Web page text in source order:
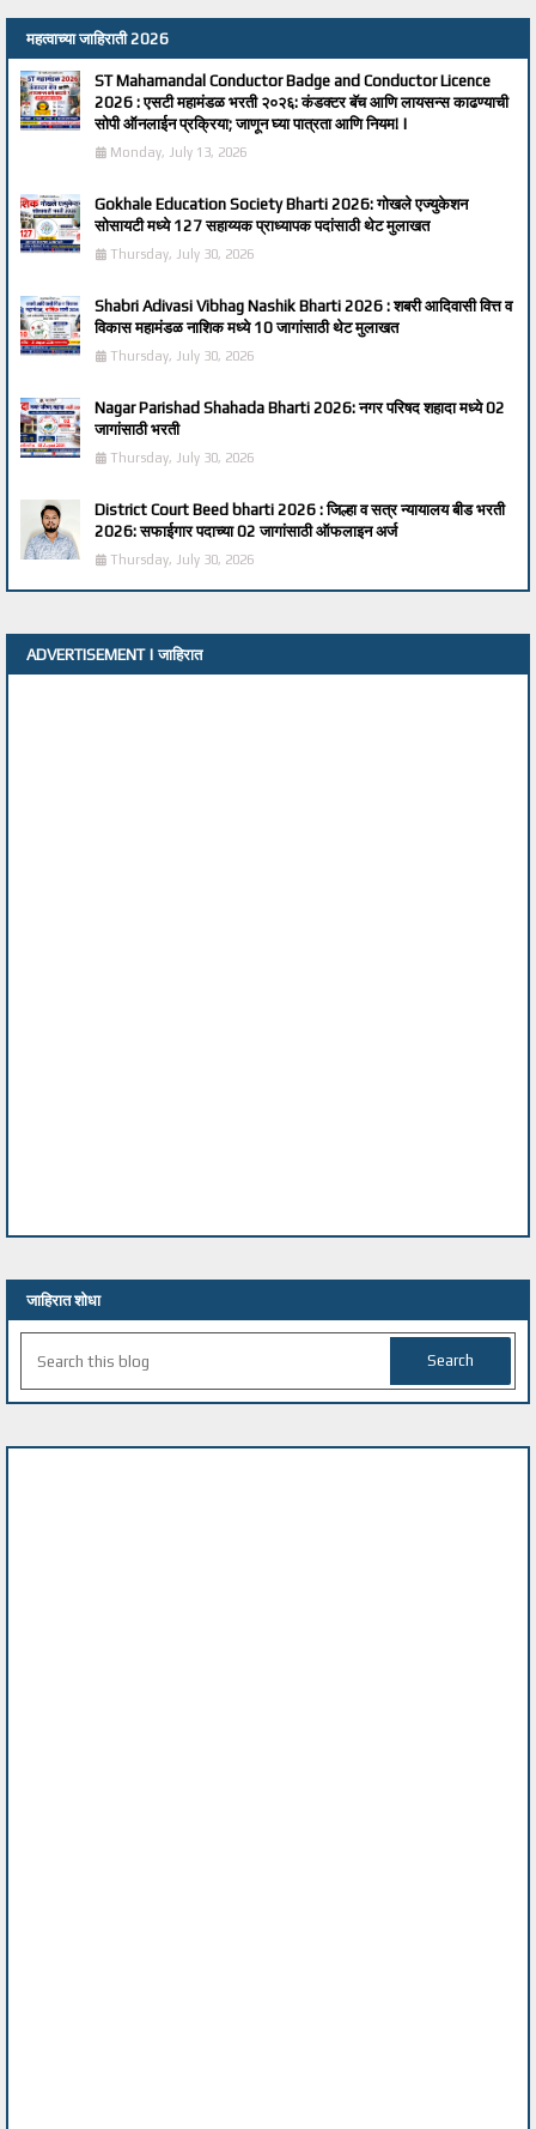
महत्वाच्या जाहिराती 2026
ST Mahamandal Conductor Badge and Conductor Licence
2026 : एसटी महामंडळ भरती २०२६: कंडक्टर बॅच आणि लायसन्स काढण्याची
सोपी ऑनलाईन प्रक्रिया; जाणून घ्या पात्रता आणि नियम! |
Monday, July 13, 2026
Gokhale Education Society Bharti 2026: गोखले एज्युकेशन
सोसायटी मध्ये 127 सहाय्यक प्राध्यापक पदांसाठी थेट मुलाखत
Thursday, July 30, 2026
Shabri Adivasi Vibhag Nashik Bharti 2026 : शबरी आदिवासी वित्त व
विकास महामंडळ नाशिक मध्ये 10 जागांसाठी थेट मुलाखत
Thursday, July 30, 2026
Nagar Parishad Shahada Bharti 2026: नगर परिषद शहादा मध्ये 02
जागांसाठी भरती
Thursday, July 30, 2026
District Court Beed bharti 2026 : जिल्हा व सत्र न्यायालय बीड भरती
2026: सफाईगार पदाच्या 02 जागांसाठी ऑफलाइन अर्ज
Thursday, July 30, 2026
ADVERTISEMENT | जाहिरात
जाहिरात शोधा